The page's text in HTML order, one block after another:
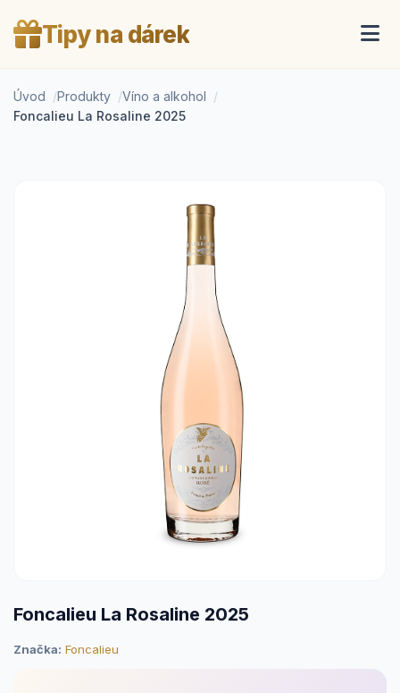
Tipy na dárek
Úvod Produkty
Víno a alkohol
Foncalieu La Rosaline 2025
Foncalieu La Rosaline 2025
Značka: Foncalieu